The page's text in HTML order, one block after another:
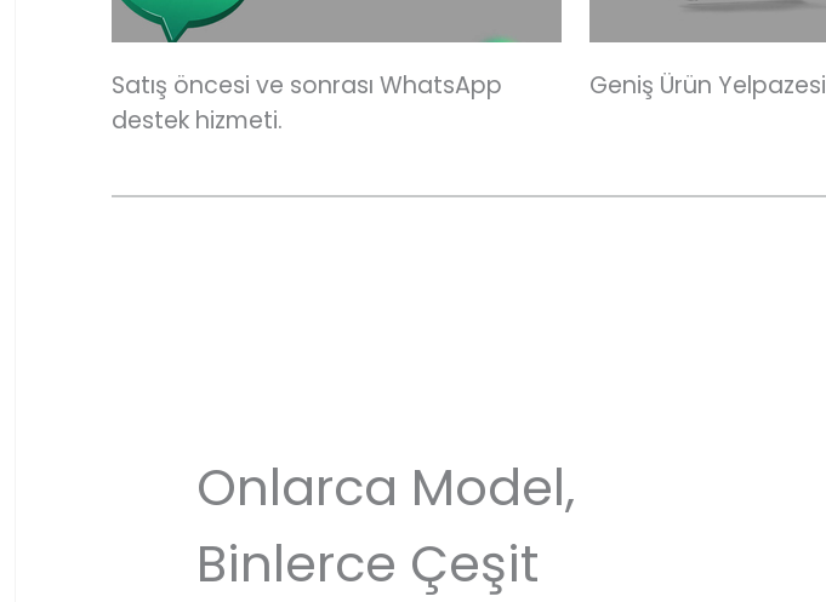
Satış öncesi ve sonrası WhatsApp
destek hizmeti.
Geniş Ürün Yelpazesi
Onlarca Model,
Binlerce Çeşit